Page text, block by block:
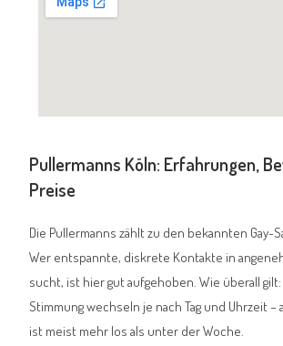
Pullermanns Köln: Erfahrungen,
Preise
Die Pullermanns zählt zu den bekannten Gay-
Wer entspannte, diskrete Kontakte in
sucht, ist hier gut aufgehoben. Wie überall
Stimmung wechseln je nach Tag und Uhrzeit –
ist meist mehr los als unter der Woche.